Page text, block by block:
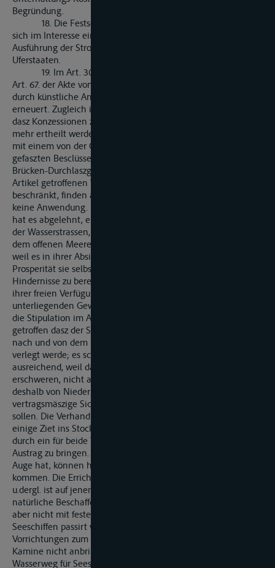
Begründung.
18. Die Festsetzung im Art. 29. ist neu; sie empfiehlt
sich im Interesse einer möglichst übereinstimmenden
Ausführung der Stromkorrektionen in den einzelne
Uferstaaten.
19. Im Art. 30. haben die Uferstaaten einander die im
Art. 67. der Akte von 1831 enthaltene Zusdage, die Schiffahrt
durch künstliche Anlagen nicht behindern zu wollen,
erneuert. Zugleich ist die Bestimmung hinzugefügt worden,
dasz Konzessionen zu neuen Schiffsmühlen überhaupt nicht
mehr ertheilt werden sollen. Sodann ist in Uebereinstimmung
mit einem von der Central-Kommission im Jahre 1861
gefaszten Besclüsse die Unzulässigkeit der Erhebung von
Brücken-Durchlaszgebühren ausgesprochen. Die in diesem
Artikel getroffenen Verabredungen sind indesz auf den Rhein
beschränkt, finden also unterhalb Gorinchem und Krimpen
keine Anwendung. Die Königlich Niederländische Regierung
hat es abgelehnt, eine gleiche Verpflichtung auch bezüglich
der Wasserstrassen, welche die Verbindung des Rheines mit
dem offenen Meere vermittelt, zu übernehmen, nicht etwa,
weil es in ihrer Absicht liege, der Schiffahrt, an deren
Prosperität sie selbst das gröszte Interesse habe, dort
Hindernisse zu bereiten, sondern weil, sie eine Beschränkung
ihrer freien Verfügung über diese bereits der Elbe und Fluth
unterliegenden Gewässer nich für zulässig erachtete. Durch
die Stipulation im Alineza 2. des Art. 2 ist zwar Fürsorge
getroffen dasz der Schiffahrt der übrigen Uferstaaten der Weg
nach und von dem Meere durch Kunstanlagen nicht völlig
verlegt werde; es schien diese Bestemmung indesz nicht
ausreichend, weil dadurch Anlagen, welche die Fahrt
erschweren, nicht ausgeschlossen werden. Man glaubte
deshalb von Niederland, auch in dieser Beziehungh eine
vertragsmäszige Sicherstellung in Anspruch nehmen zu
sollen. Die Verhandlungen geriethen in Folge dieser Differenz
einige Ziet ins Stocken. Es ist indesz schlieszlich gelungen, sie
durch ein für beide Theile annehmbares Kompromisz zum
Austrag zu bringen. Von den Anlagen, welche der Art. 30. im
Auge hat, können hier überhaupt nur die Brücken in Betracht
kommen. Die Errichtung von Schiffmühlen, Triebwerken
u.dergl. ist auf jenen Gewässern mit Rücksicht auf ihre
natürliche Beschaffenheit unmöglich. Die Brücken können
aber nicht mit festen Oberbau versehen werden, weil sie von
Seeschiffen passirt werden müssen, auf Denen sich
Vorrichtungen zum Senken und Heben der Masten und
Kamine nicht anbringen lassen. Soll der bestehende
Wasserweg für Seeschiffe offen bleiben, so müssen die